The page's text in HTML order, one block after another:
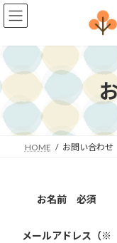
コ
ン
ン
ツ
へ
ス
キ
ッ
ナ
ビ
ー
シ
ョ
ン
に
移
HOME お問い合わせ
お名前 必須
メールアドレス （※